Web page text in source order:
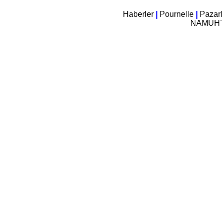
Haberler Pournelle